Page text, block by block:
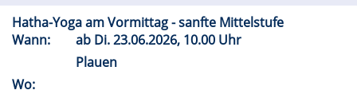
Hatha-Yoga am Vormittag - sanfte Mittelstufe
Wann:
ab Di.23.06.2026, 10.00 Uhr
Plauen
Wo: